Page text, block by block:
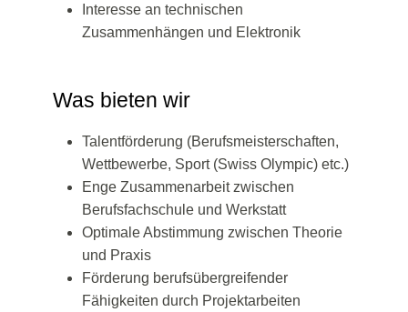
Interesse an technischen
Zusammenhängen und Elektronik
Was bieten wir
Talentförderung (Berufsmeisterschaften,
Wettbewerbe, Sport (Swiss Olympic) etc.)
Enge Zusammenarbeit zwischen
Berufsfachschule und Werkstatt
Optimale Abstimmung zwischen Theorie
und Praxis
Förderung berufsübergreifender
Fähigkeiten durch Projektarbeiten